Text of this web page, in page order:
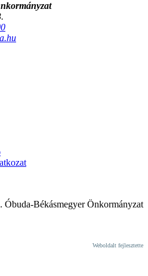
Békásmegyer Önkormányzat
Weboldalt fejlesztette